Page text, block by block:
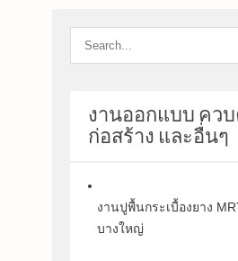
งานออกแบบ คว
ก่อสร้าง และอื่นๆ
งานปูพื้นกระเบื้องยาง
บางใหญ่